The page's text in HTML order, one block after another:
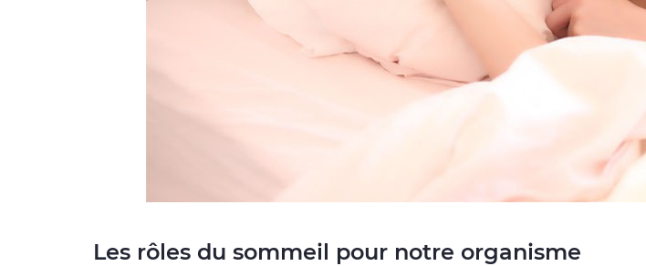
Les rôles du sommeil pour notre organisme